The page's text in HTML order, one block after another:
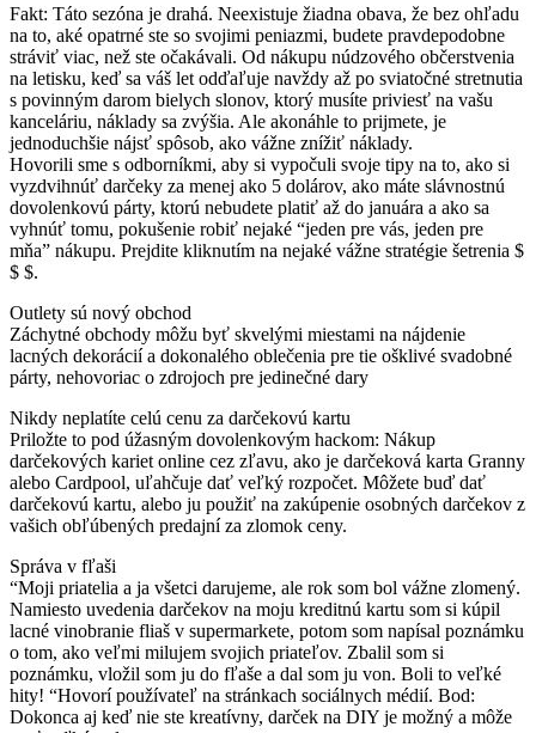
Fakt: Táto sezóna je drahá. Neexistuje žiadna obava, že bez ohľadu
na to, aké opatrné ste so svojimi peniazmi, budete pravdepodobne
stráviť viac, než ste očakávali. Od nákupu núdzového občerstvenia
na letisku, keď sa váš let odďaľuje navždy až po sviatočné stretnutia
s povinným darom bielych slonov, ktorý musíte priviesť na vašu
kanceláriu, náklady sa zvýšia. Ale akonáhle to prijmete, je
jednoduchšie nájsť spôsob, ako vážne znížiť náklady.
Hovorili sme s odborníkmi, aby si vypočuli svoje tipy na to, ako si
vyzdvihnúť darčeky za menej ako 5 dolárov, ako máte slávnostnú
dovolenkovú párty, ktorú nebudete platiť až do januára a ako sa
vyhnúť tomu, pokušenie robiť nejaké “jeden pre vás, jeden pre
mňa” nákupu. Prejdite kliknutím na nejaké vážne stratégie šetrenia $
$ $.
Outlety sú nový obchod
Záchytné obchody môžu byť skvelými miestami na nájdenie
lacných dekorácií a dokonalého oblečenia pre tie ošklivé svadobné
párty, nehovoriac o zdrojoch pre jedinečné dary
Nikdy neplatíte celú cenu za darčekovú kartu
Priložte to pod úžasným dovolenkovým hackom: Nákup
darčekových kariet online cez zľavu, ako je darčeková karta Granny
alebo Cardpool, uľahčuje dať veľký rozpočet. Môžete buď dať
darčekovú kartu, alebo ju použiť na zakúpenie osobných darčekov z
vašich obľúbených predajní za zlomok ceny.
Správa v fľaši
“Moji priatelia a ja všetci darujeme, ale rok som bol vážne zlomený.
Namiesto uvedenia darčekov na moju kreditnú kartu som si kúpil
lacné vinobranie fliaš v supermarkete, potom som napísal poznámku
o tom, ako veľmi milujem svojich priateľov. Zbalil som si
poznámku, vložil som ju do fľaše a dal som ju von. Boli to veľké
hity! “Hovorí používateľ na stránkach sociálnych médií. Bod:
Dokonca aj keď nie ste kreatívny, darček na DIY je možný a môže